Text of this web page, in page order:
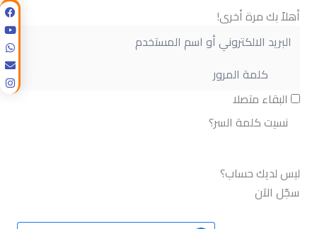
أهلاً بك مرة أخرى!
البقاء متصلا
نسيت كلمة السر؟
ليس لديك حساب؟
سجّل الآن